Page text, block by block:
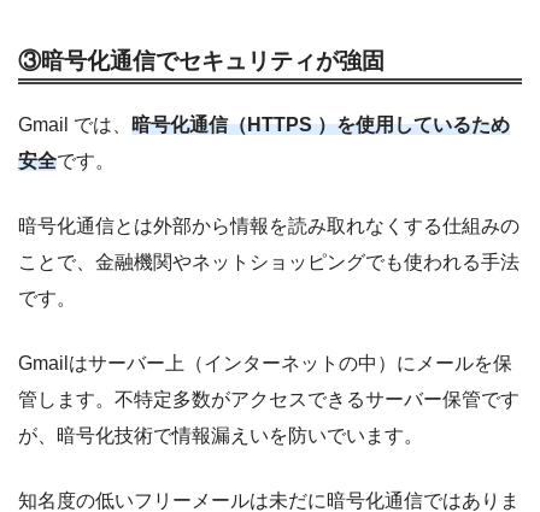
③暗号化通信でセキュリティが強固
Gmail では、 暗号化通信（HTTPS ）を使用しているため
安全です。
暗号化通信とは外部から情報を読み取れなくする仕組みの
ことで、金融機関やネットショッピングでも使われる手法
です。
Gmailはサーバー上（インターネットの中）にメールを保
管します。不特定多数がアクセスできるサーバー保管です
が、暗号化技術で情報漏えいを防いでいます。
知名度の低いフリーメールは未だに暗号化通信ではありま